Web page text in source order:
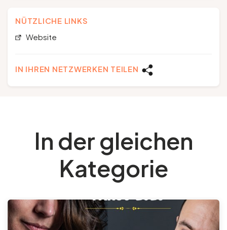
NÜTZLICHE LINKS
Website
IN IHREN NETZWERKEN TEILEN
In der gleichen
Kategorie